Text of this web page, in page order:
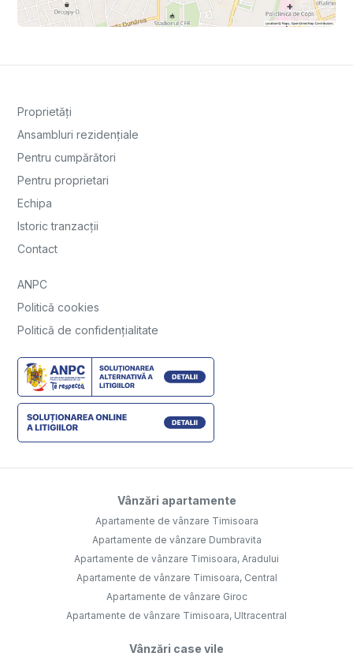
Proprietăți
Ansambluri rezidențiale
Pentru cumpărători
Pentru proprietari
Echipa
Istoric tranzacții
Contact
ANPC
Politică cookies
Politică de confidențialitate
Vânzări apartamente
Apartamente de vânzare Timisoara
Apartamente de vânzare Dumbravita
Apartamente de vânzare Timisoara, Aradului
Apartamente de vânzare Timisoara, Central
Apartamente de vânzare Giroc
Apartamente de vânzare Timisoara, Ultracentral
Vânzări case vile